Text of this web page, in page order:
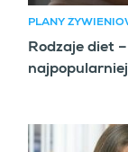
PLANY
Rodzaje diet